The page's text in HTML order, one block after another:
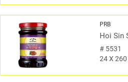
PRB
Hoi Sin
# 5531
24 X 260